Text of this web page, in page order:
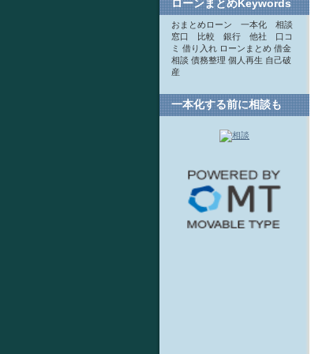
ローンまとめKeywords
おまとめローン 一本化 相談
窓口 比較 銀行 他社 口コ
ミ 借り入れ ローンまとめ 借金
相談 債務整理 個人再生 自己破
産
一本化する前に相談も